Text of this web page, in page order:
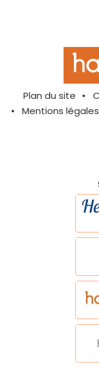
Plan du site
Mentions légales